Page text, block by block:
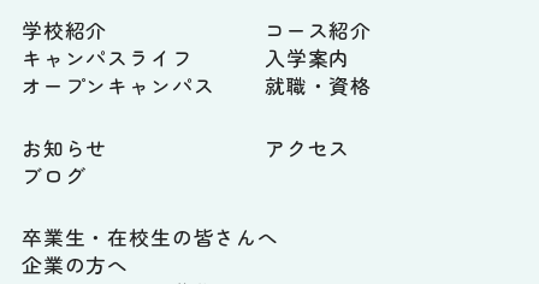
学校紹介
コース紹介
キャンパスライフ
入学案内
オープンキャンパス
就職・資格
お知らせ
アクセス
ブログ
卒業生・在校生の皆さんへ
企業の方へ